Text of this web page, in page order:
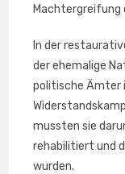
Machtergreifung
In der
der ehemalige
politische Ämter
mussten sie
rehabilitiert und
wurden.